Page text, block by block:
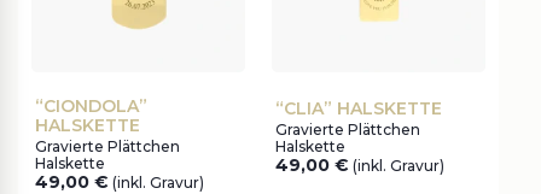
“CIONDOLA”
HALSKETTE
Gravierte Plättchen
Halskette
49,00 € (inkl. Gravur)
“CLIA” HALSKETTE
Gravierte Plättchen
Halskette
49,00 € (inkl. Gravur)